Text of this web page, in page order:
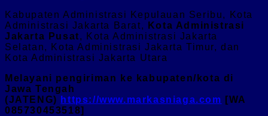
Kabupaten Administrasi Kepulauan Seribu, Kota
Administrasi Jakarta Barat,
Kota Administrasi
Jakarta Pusat, Kota Administrasi Jakarta
Selatan, Kota Administrasi Jakarta Timur, dan
Kota Administrasi Jakarta Utara
Melayani pengiriman ke kabupaten/kota di
Jawa Tengah
(JATENG) https://www.markasniaga.com [WA
085730453518]